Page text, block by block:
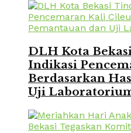
DLH Kota
Indikasi
Berdasarkan
Uji